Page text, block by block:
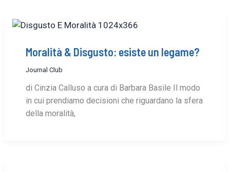
Moralità & Disgusto: esiste un legame?
Journal Club
di Cinzia Calluso a cura di Barbara Basile Il modo
in cui prendiamo decisioni che riguardano la sfera
della moralità,